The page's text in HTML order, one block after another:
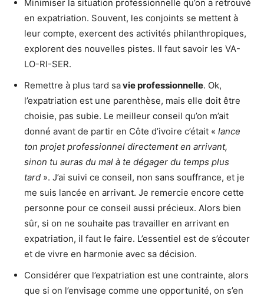
Minimiser la situation professionnelle qu’on a retrouvé
en expatriation. Souvent, les conjoints se mettent à
leur compte, exercent des activités philanthropiques,
explorent des nouvelles pistes. Il faut savoir les VA-
LO-RI-SER.
Remettre à plus tard savie professionnelle. Ok,
l’expatriation est une parenthèse, mais elle doit être
choisie, pas subie. Le meilleur conseil qu’on m’ait
donné avant de partir en Côte d’ivoire c’était « lance
ton projet professionnel directement en arrivant,
sinon tu auras du mal à te dégager du temps plus
tard ». J’ai suivi ce conseil, non sans souffrance, et je
me suis lancée en arrivant. Je remercie encore cette
personne pour ce conseil aussi précieux. Alors bien
sûr, si on ne souhaite pas travailler en arrivant en
expatriation, il faut le faire. L’essentiel est de s’écouter
et de vivre en harmonie avec sa décision.
Considérer que l’expatriation est une contrainte, alors
que si on l’envisage comme une opportunité, on s’en